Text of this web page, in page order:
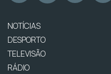
NOTÍCIAS
DESPORTO
TELEVISÃO
RÁDIO